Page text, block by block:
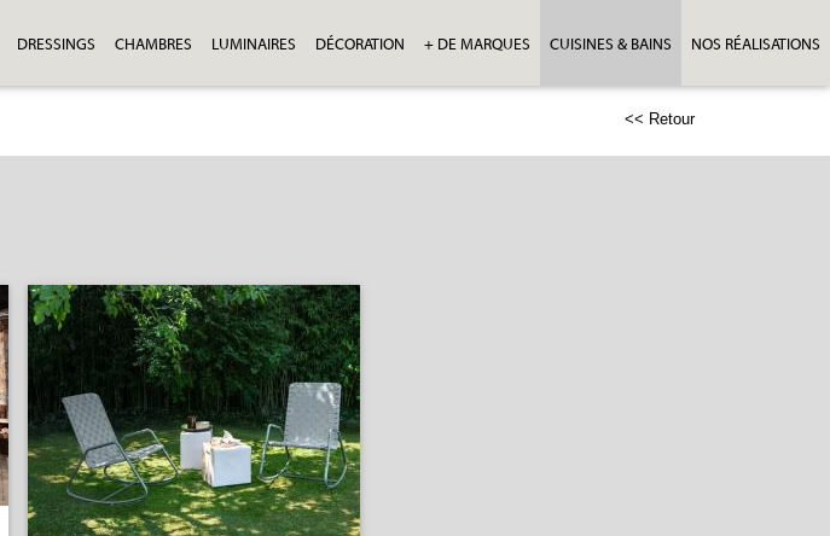
DRESSINGS CHAMBRES LUMINAIRES DÉCORATION + DE MARQUES CUISINES & BAINS NOS RÉALISATIONS
<< Retour